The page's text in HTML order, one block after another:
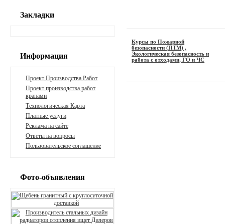
Курсы по Пожарной
безопасности (ПТМ) ,
Экологическая безопасность и
работа с отходами, ГО и ЧС
Закладки
Информация
Проект Производства Работ
Проект производства работ
кранами
Технологическая Карта
Платные услуги
Реклама на сайте
Ответы на вопросы
Пользовательское соглашение
Фото-объявления